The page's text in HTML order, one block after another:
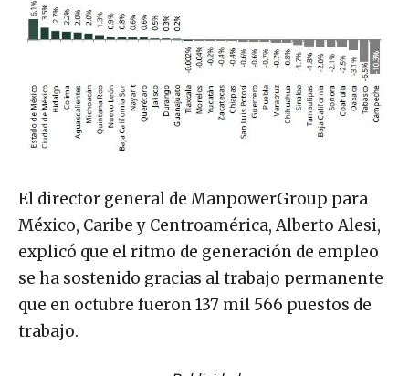
El director general de ManpowerGroup para
México, Caribe y Centroamérica, Alberto Alesi,
explicó que el ritmo de generación de empleo
se ha sostenido gracias al trabajo permanente
que en octubre fueron 137 mil 566 puestos de
trabajo.